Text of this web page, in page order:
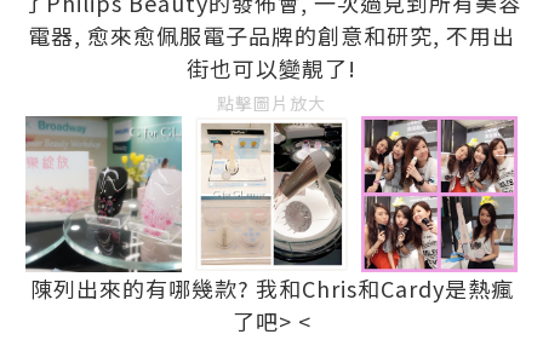
電器, 愈來愈佩服電子品牌的創意和研究, 不用出
街也可以變靚了!
點擊圖片放大
陳列出來的有哪幾款? 我和Chris和Cardy是熱瘋
了吧> <